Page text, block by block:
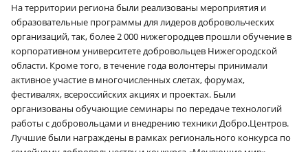
На территории региона были реализованы мероприятия и
образовательные программы для лидеров добровольческих
организаций, так, более 2 000 нижегородцев прошли обучение в
корпоративном университете добровольцев Нижегородской
области. Кроме того, в течение года волонтеры принимали
активное участие в многочисленных слетах, форумах,
фестивалях, всероссийских акциях и проектах. Были
организованы обучающие семинары по передаче технологий
работы с добровольцами и внедрению техники Добро.Центров.
Лучшие были награждены в рамках регионального конкурса по